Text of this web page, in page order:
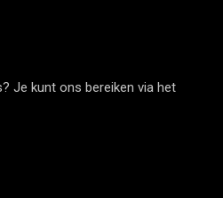
Je kunt ons bereiken via het